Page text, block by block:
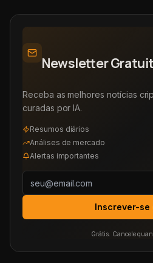
Newsletter
Receba as melhores notícias
curadas por IA.
Resumos diários
Análises de mercado
Alertas importantes
Inscrever-se
Grátis. Cancele